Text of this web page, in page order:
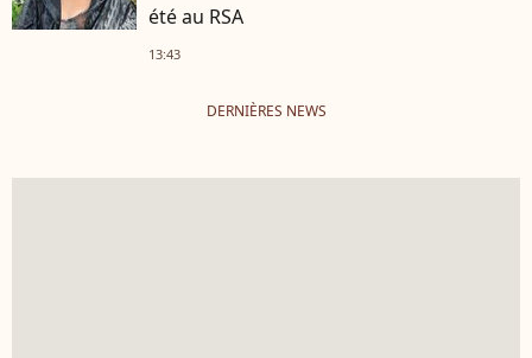
été au RSA
13:43
DERNIÈRES NEWS